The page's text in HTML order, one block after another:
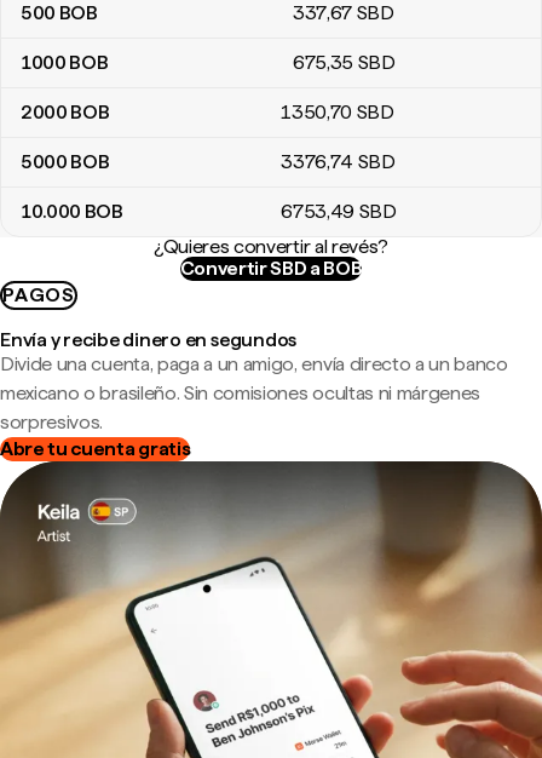
500 BOB 337,67 SBD
1000 BOB 675,35 SBD
2000 BOB 1350,70 SBD
5000 BOB 3376,74 SBD
10.000 BOB 6753,49 SBD
¿Quieres convertir al revés?
Convertir SBD a BOB
PAGOS
Envía y recibe dinero en segundos
Divide una cuenta, paga a un amigo, envía directo a un banco
mexicano o brasileño. Sin comisiones ocultas ni márgenes
sorpresivos.
Abre tu cuenta gratis